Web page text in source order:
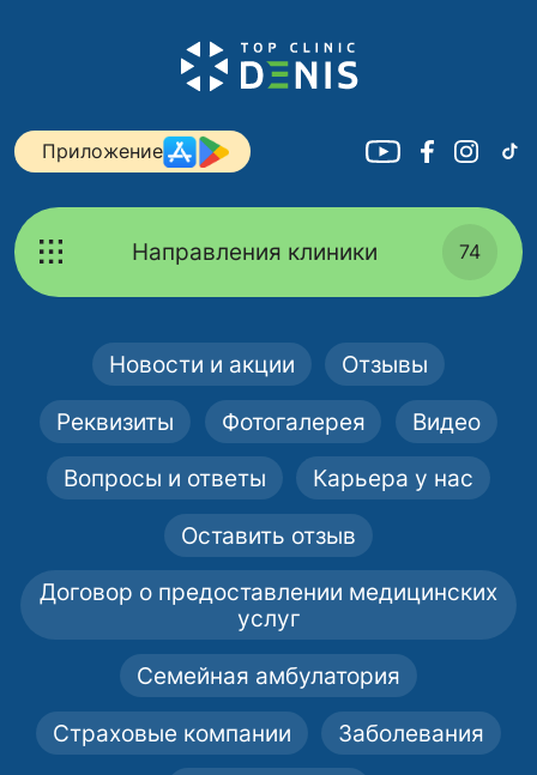
Приложение
Направления клиники 74
Новости и акции Отзывы
Реквизиты Фотогалерея Видео
Вопросы и ответы Карьера у нас
Оставить отзыв
Договор о предоставлении медицинских
услуг
Семейная амбулатория
Страховые компании Заболевания